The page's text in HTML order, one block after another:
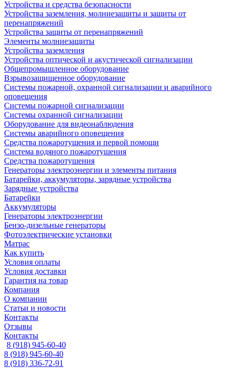
Устройства и средства безопасности
Устройства заземления, молниезащиты и защиты от
перенапряжений
Устройства защиты от перенапряжений
Элементы молниезащиты
Устройства заземления
Устройства оптической и акустической сигнализации
Общепромышленное оборудование
Взрывозащищенное оборудование
Системы пожарной, охранной сигнализации и аварийного
оповещения
Системы пожарной сигнализации
Системы охранной сигнализации
Оборудование для видеонаблюдения
Системы аварийного оповещения
Средства пожаротушения и первой помощи
Система водяного пожаротушения
Средства пожаротушения
Генераторы электроэнергии и элементы питания
Батарейки, аккумуляторы, зарядные устройства
Зарядные устройства
Батарейки
Аккумуляторы
Генераторы электроэнергии
Бензо-дизельные генераторы
Фотоэлектрические установки
Матрас
Как купить
Условия оплаты
Условия доставки
Гарантия на товар
Компания
О компании
Статьи и новости
Контакты
Отзывы
Контакты
8 (918) 945-60-40
8 (918) 945-60-40
8 (918) 336-72-91